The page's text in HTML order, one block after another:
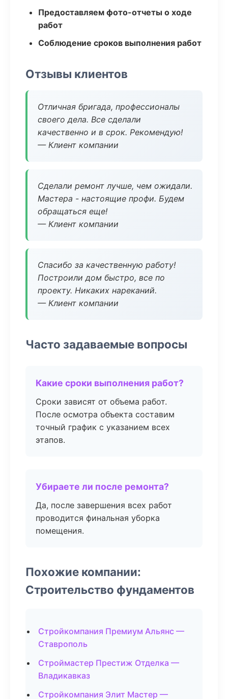
Предоставляем фото-отчеты о ходе
работ
Соблюдение сроков выполнения работ
Отзывы клиентов
Отличная бригада, профессионалы
своего дела. Все сделали
качественно и в срок. Рекомендую!
— Клиент компании
Сделали ремонт лучше, чем ожидали.
Мастера - настоящие профи. Будем
обращаться еще!
— Клиент компании
Спасибо за качественную работу!
Построили дом быстро, все по
проекту. Никаких нареканий.
— Клиент компании
Часто задаваемые вопросы
Какие сроки выполнения работ?
Сроки зависят от объема работ.
После осмотра объекта составим
точный график с указанием всех
этапов.
Убираете ли после ремонта?
Да, после завершения всех работ
проводится финальная уборка
помещения.
Похожие компании:
Строительство фундаментов
Стройкомпания Премиум Альянс —
Ставрополь
Строймастер Престиж Отделка —
Владикавказ
Стройкомпания Элит Мастер —